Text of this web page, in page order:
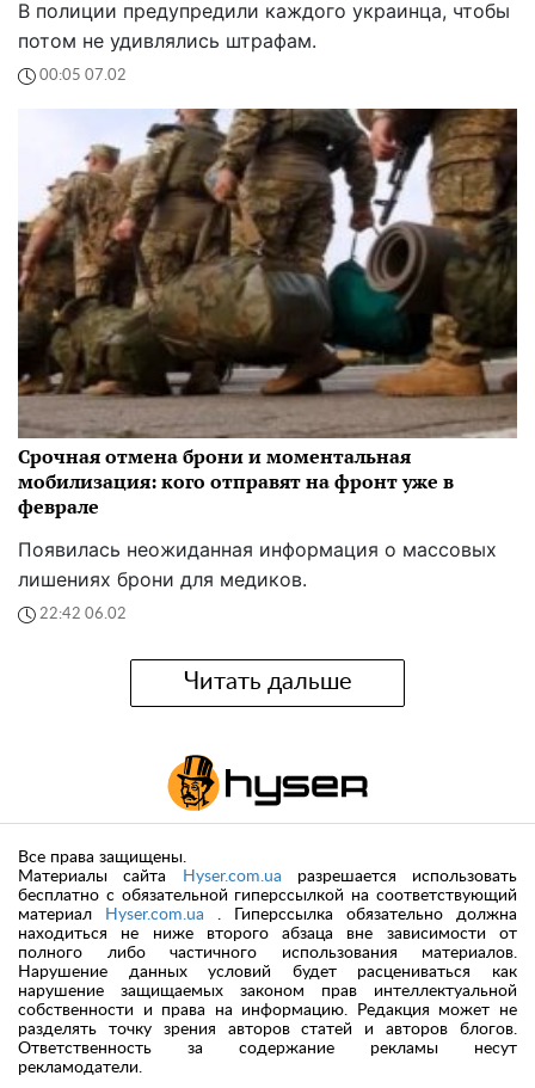
В полиции предупредили каждого украинца, чтобы
потом не удивлялись штрафам.
00:05 07.02
Срочная отмена брони и моментальная
мобилизация: кого отправят на фронт уже в
феврале
Появилась неожиданная информация о массовых
лишениях брони для медиков.
22:42 06.02
Читать дальше
Все права защищены.
Материалы сайта
Hyser.com.ua разрешается использовать
бесплатно с обязательной гиперссылкой на соответствующий
материал
Hyser.com.ua . Гиперссылка обязательно должна
находиться не ниже второго абзаца вне зависимости от
полного либо частичного использования материалов.
Нарушение данных условий будет расцениваться как
нарушение защищаемых законом прав интеллектуальной
собственности и права на информацию. Редакция может не
разделять точку зрения авторов статей и авторов блогов.
Ответственность за содержание рекламы несут
рекламодатели.